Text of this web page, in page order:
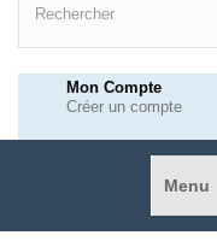
Mon Compte
Créer un compte
Menu